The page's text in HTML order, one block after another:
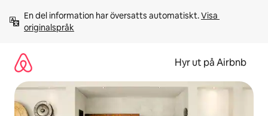
innehåll
En del information har översatts automatiskt. Visa
originalspråk
Hyr ut på Airbnb